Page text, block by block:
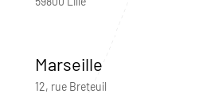
Marseille
12, rue Breteuil